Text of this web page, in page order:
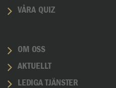
VÅRA QUIZ
OM OSS
AKTUELLT
LEDIGA TJÄNSTER